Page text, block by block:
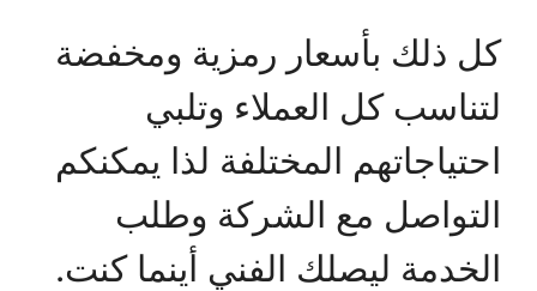
كل ذلك بأسعار رمزية ومخفضة
لتناسب كل العملاء وتلبي
احتياجاتهم المختلفة لذا يمكنكم
التواصل مع الشركة وطلب
الخدمة ليصلك الفني أينما كنت.